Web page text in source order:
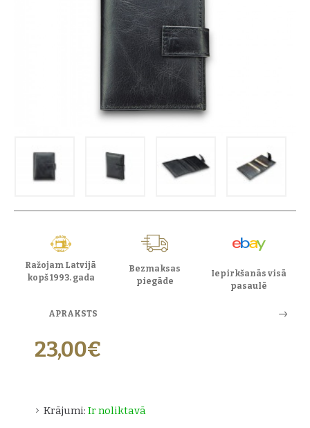
Ražojam Latvijā
kopš 1993. gada
Bezmaksas
piegāde
Iepirkšanās visā
pasaulē
APRAKSTS
Krājumi: Ir noliktavā
23,00€